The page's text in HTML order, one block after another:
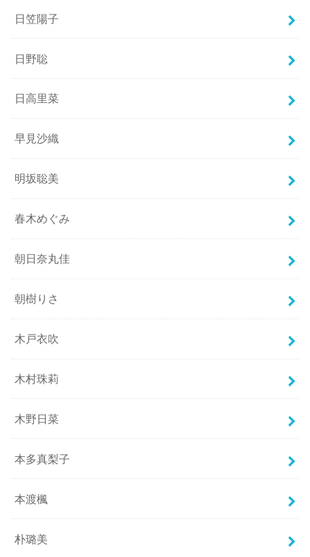
日笠陽子
日野聡
日高里菜
早見沙織
明坂聡美
春木めぐみ
朝日奈丸佳
朝樹りさ
木戸衣吹
木村珠莉
木野日菜
本多真梨子
本渡楓
朴璐美